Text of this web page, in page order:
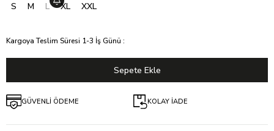
S
M L XL XXL
Kargoya Teslim Süresi 1-3 İş Günü :
GÜVENLİ ÖDEME KOLAY İADE